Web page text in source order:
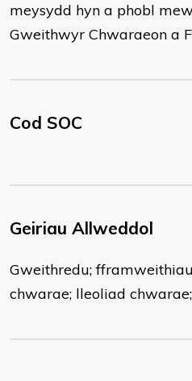
meysydd hyn a phobl
Gweithwyr Chwaraeon a
Cod SOC
Geiriau Allweddol
Gweithredu;
chwarae; lleoliad